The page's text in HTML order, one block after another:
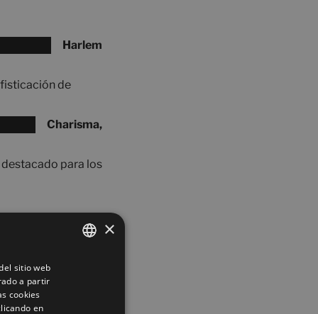
Harlem
de
Charisma,
para los
Poème,
resultado estético
×
sitio web
a partir
cookies
en